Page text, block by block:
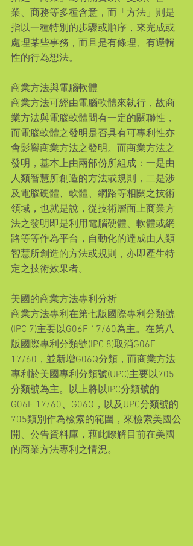
業、商務等多種含意，而「方法」則是
指以一種特別的步驟或順序，來完成或
處理某些事務，而且是有條理、有邏輯
性的行為想法。
商業方法與電腦軟體
商業方法可經由電腦軟體來執行，故商
業方法與電腦軟體間有一定的關聯性，
而電腦軟體之發明是否具有可專利性亦
會影響商業方法之發明。而商業方法之
發明，基本上由兩部份所組成：一是由
人類智慧所創造的方法或規則，二是涉
及電腦硬體、軟體、網路等相關之技術
領域，也就是說，從技術層面上商業方
法之發明即是利用電腦硬體、軟體或網
路等等作為平台，自動化的達成由人類
智慧所創造的方法或規則，亦即產生特
定之技術效果者。
美國的商業方法專利分析
商業方法專利在第七版國際專利分類號
(IPC 7)主要以G06F 17/60為主。在第八
版國際專利分類號(IPC 8)取消G06F
17/60，並新增G06Q分類，而商業方法
專利於美國專利分類號(UPC)主要以705
分類號為主。以上將以IPC分類號的
G06F 17/60、G06Q，以及UPC分類號的
705類別作為檢索的範圍，來檢索美國公
開、公告資料庫，藉此瞭解目前在美國
的商業方法專利之情況。